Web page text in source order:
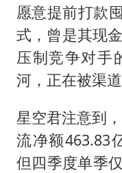
愿意提前打款
式，曾是其现
压制竞争对手
河，正在被渠
星空君注意到
流净额463.83
但四季度单季